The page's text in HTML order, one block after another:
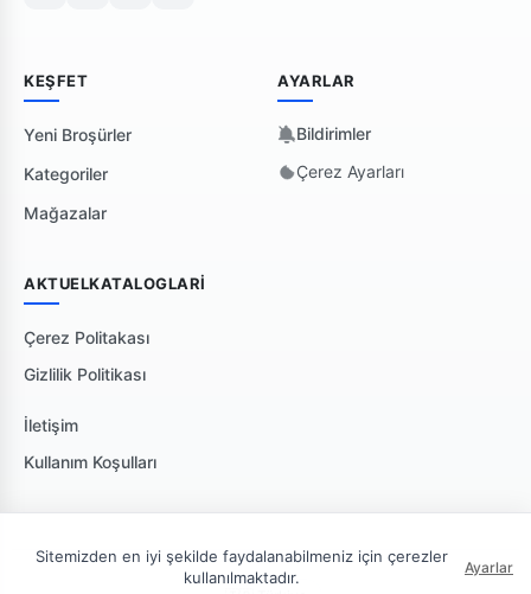
KEŞFET
Yeni Broşürler
Kategoriler
Mağazalar
AYARLAR
Bildirimler
Çerez Ayarları
AKTUELKATALOGLARI
Çerez Politakası
Gizlilik Politikası
İletişim
Kullanım Koşulları
Sitemizden en iyi şekilde faydalanabilmeniz için çerezler
kullanılmaktadır.
Ayarlar